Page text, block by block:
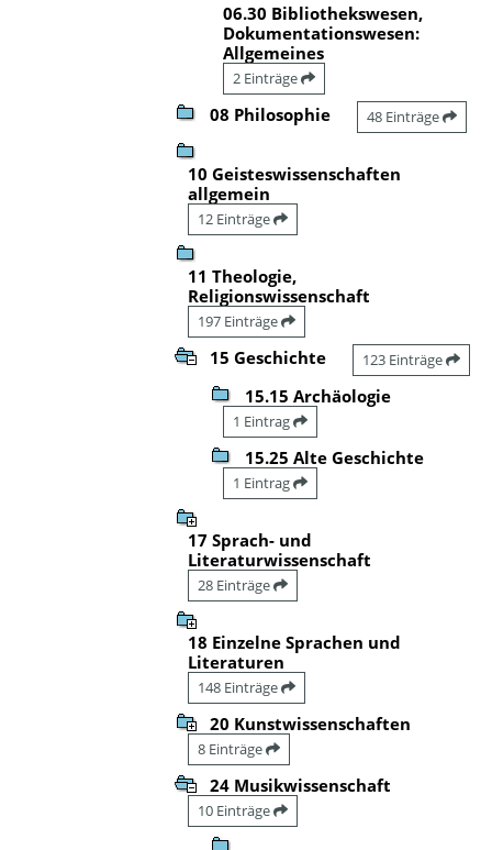
06.30 Bibliothekswesen,
Dokumentationswesen:
Allgemeines
2 Einträge
08 Philosophie 48 Einträge
10 Geisteswissenschaften
allgemein
12 Einträge
11 Theologie,
Religionswissenschaft
197 Einträge
15 Geschichte 123 Einträge
15.15 Archäologie
1 Eintrag
15.25 Alte Geschichte
1 Eintrag
17 Sprach- und
Literaturwissenschaft
28 Einträge
18 Einzelne Sprachen und
Literaturen
148 Einträge
20 Kunstwissenschaften
8 Einträge
24 Musikwissenschaft
10 Einträge